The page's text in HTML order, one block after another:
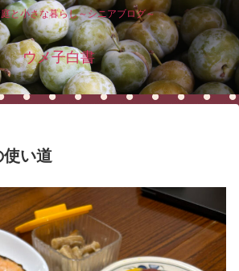
と小さな暮らし～シニアブログ～
ウメ子白書
使い道